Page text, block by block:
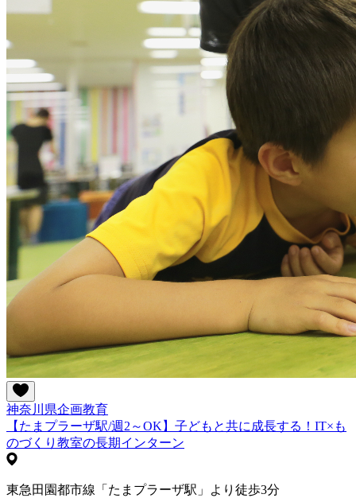
神奈川県企画教育
【たまプラーザ駅/週2～OK】子どもと共に成長する！IT×も
のづくり教室の長期インターン
東急田園都市線「たまプラーザ駅」より徒歩3分